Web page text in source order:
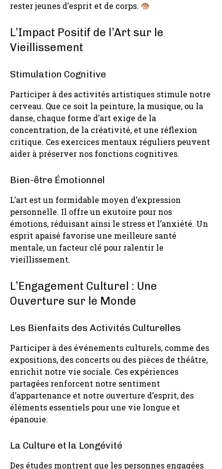
rester jeunes d’esprit et de corps.
L’Impact Positif de l’Art sur le
Vieillissement
Stimulation Cognitive
Participer à des activités artistiques stimule notre
cerveau. Que ce soit la peinture, la musique, ou la
danse, chaque forme d’art exige de la
concentration, de la créativité, et une réflexion
critique. Ces exercices mentaux réguliers peuvent
aider à préserver nos fonctions cognitives.
Bien-être Émotionnel
L’art est un formidable moyen d’expression
personnelle. Il offre un exutoire pour nos
émotions, réduisant ainsi le stress et l’anxiété. Un
esprit apaisé favorise une meilleure santé
mentale, un facteur clé pour ralentir le
vieillissement.
L’Engagement Culturel : Une
Ouverture sur le Monde
Les Bienfaits des Activités Culturelles
Participer à des événements culturels, comme des
expositions, des concerts ou des pièces de théâtre,
enrichit notre vie sociale. Ces expériences
partagées renforcent notre sentiment
d’appartenance et notre ouverture d’esprit, des
éléments essentiels pour une vie longue et
épanouie.
La Culture et la Longévité
Des études montrent que les personnes engagées